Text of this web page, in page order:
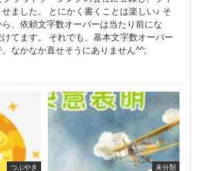
ました。 とにかく書くことは楽しい♪ そ
、依頼文字数オーバーは当たり前にな
てます。 それでも、基本文字数オーバー
なかなか直せそうにありません^^;
つぶやき 未分類